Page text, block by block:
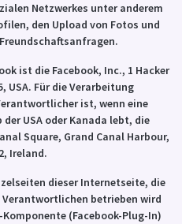
Netzwerkes unter anderem
den Upload von Fotos und
ist die Facebook, Inc., 1 Hacker
USA. Für die Verarbeitung
ist, wenn eine
USA oder Kanada lebt, die
Square, Grand Canal Harbour,
Ireland.
dieser Internetseite, die
betrieben wird
(Facebook-Plug-In)